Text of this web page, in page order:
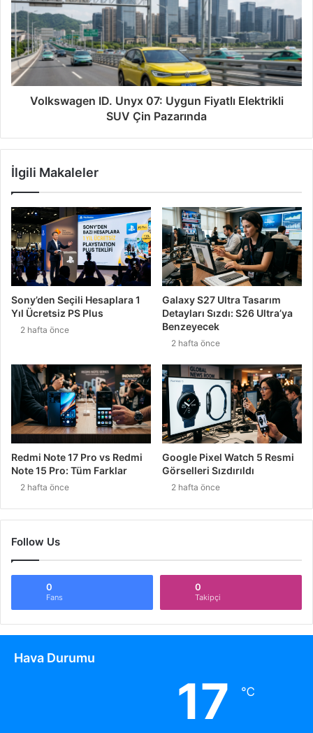
Volkswagen ID. Unyx 07: Uygun Fiyatlı Elektrikli
SUV Çin Pazarında
İlgili Makaleler
Sony’den Seçili Hesaplara 1
Yıl Ücretsiz PS Plus
2 hafta önce
Galaxy S27 Ultra Tasarım
Detayları Sızdı: S26 Ultra’ya
Benzeyecek
2 hafta önce
Redmi Note 17 Pro vs Redmi
Note 15 Pro: Tüm Farklar
2 hafta önce
Google Pixel Watch 5 Resmi
Görselleri Sızdırıldı
2 hafta önce
Follow Us
0
Fans
0
Takipçi
Hava Durumu
17 ℃